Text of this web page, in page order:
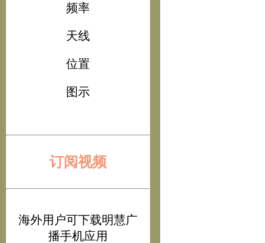
频率
天线
位置
图示
订阅视频
海外用户可下载明慧广
播手机应用